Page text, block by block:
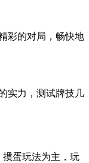
的对局，畅快地
力，测试牌技几
蛋玩法为主，玩